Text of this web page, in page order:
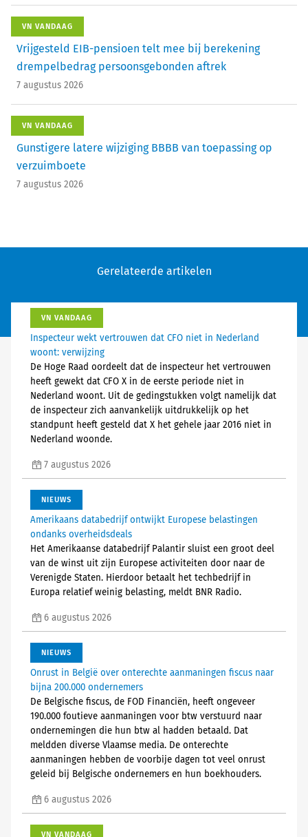
VN VANDAAG
Vrijgesteld EIB-pensioen telt mee bij berekening
drempelbedrag persoonsgebonden aftrek
7 augustus 2026
VN VANDAAG
Gunstigere latere wijziging BBBB van toepassing op
verzuimboete
7 augustus 2026
Gerelateerde artikelen
VN VANDAAG
Inspecteur wekt vertrouwen dat CFO niet in Nederland
woont: verwijzing
De Hoge Raad oordeelt dat de inspecteur het vertrouwen
heeft gewekt dat CFO X in de eerste periode niet in
Nederland woont. Uit de gedingstukken volgt namelijk dat
de inspecteur zich aanvankelijk uitdrukkelijk op het
standpunt heeft gesteld dat X het gehele jaar 2016 niet in
Nederland woonde.
7 augustus 2026
NIEUWS
Amerikaans databedrijf ontwijkt Europese belastingen
ondanks overheidsdeals
Het Amerikaanse databedrijf Palantir sluist een groot deel
van de winst uit zijn Europese activiteiten door naar de
Verenigde Staten. Hierdoor betaalt het techbedrijf in
Europa relatief weinig belasting, meldt BNR Radio.
6 augustus 2026
NIEUWS
Onrust in België over onterechte aanmaningen fiscus naar
bijna 200.000 ondernemers
De Belgische fiscus, de FOD Financiën, heeft ongeveer
190.000 foutieve aanmaningen voor btw verstuurd naar
ondernemingen die hun btw al hadden betaald. Dat
meldden diverse Vlaamse media. De onterechte
aanmaningen hebben de voorbije dagen tot veel onrust
geleid bij Belgische ondernemers en hun boekhouders.
6 augustus 2026
VN VANDAAG